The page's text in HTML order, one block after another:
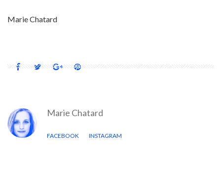
Marie Chatard
Marie Chatard
FACEBOOK INSTAGRAM